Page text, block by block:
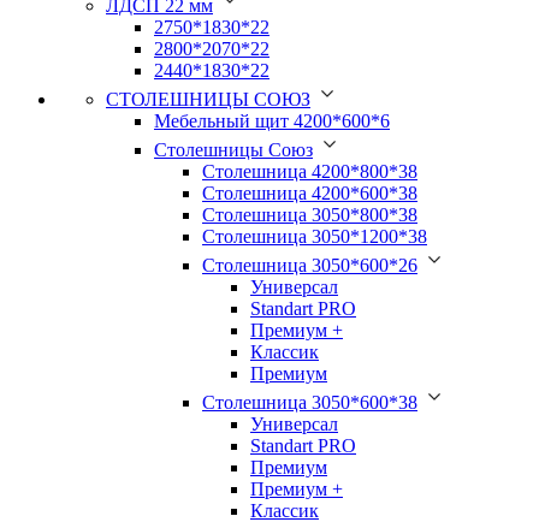
ЛДСП 22 мм
2750*1830*22
2800*2070*22
2440*1830*22
СТОЛЕШНИЦЫ СОЮЗ
Мебельный щит 4200*600*6
Столешницы Союз
Столешница 4200*800*38
Столешница 4200*600*38
Столешница 3050*800*38
Столешница 3050*1200*38
Столешница 3050*600*26
Универсал
Standart PRO
Премиум +
Классик
Премиум
Столешница 3050*600*38
Универсал
Standart PRO
Премиум
Премиум +
Классик